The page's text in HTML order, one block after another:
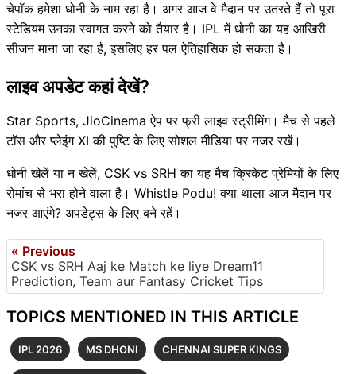
चेपॉक हमेशा धोनी के नाम रहा है। अगर आज वे मैदान पर उतरते हैं तो पूरा
स्टेडियम उनका स्वागत करने को तैयार है। IPL में धोनी का यह आखिरी
सीजन माना जा रहा है, इसलिए हर पल ऐतिहासिक हो सकता है।
लाइव अपडेट कहां देखें?
Star Sports, JioCinema ऐप पर फ्री लाइव स्ट्रीमिंग। मैच से पहले
टॉस और प्लेइंग XI की पुष्टि के लिए सोशल मीडिया पर नजर रखें।
धोनी खेलें या न खेलें, CSK vs SRH का यह मैच क्रिकेट प्रेमियों के लिए
रोमांच से भरा होने वाला है। Whistle Podu! क्या थाला आज मैदान पर
नजर आएंगे? अपडेट्स के लिए बने रहें।
« Previous
CSK vs SRH Aaj ke Match ke liye Dream11
Prediction, Team aur Fantasy Cricket Tips
TOPICS MENTIONED IN THIS ARTICLE
IPL 2026 MS DHONI CHENNAI SUPER KINGS